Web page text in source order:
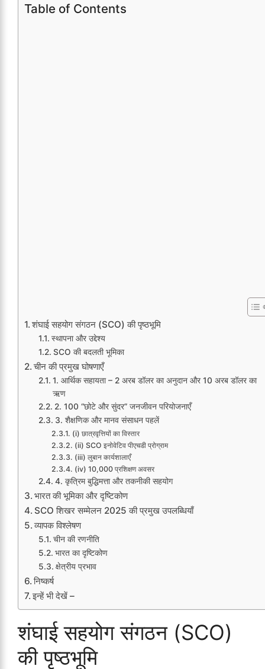
Table of Contents
शंघाई सहयोग संगठन (SCO) की पृष्ठभूमि
स्थापना और उद्देश्य
SCO की बदलती भूमिका
चीन की प्रमुख घोषणाएँ
1. आर्थिक सहायता – 2 अरब डॉलर का अनुदान और 10 अरब डॉलर का
ऋण
2. 100 “छोटे और सुंदर” जनजीवन परियोजनाएँ
3. शैक्षणिक और मानव संसाधन पहलें
(i) छात्रवृत्तियों का विस्तार
(ii) SCO इनोवेटिव पीएचडी प्रोग्राम
(iii) लुबान कार्यशालाएँ
(iv) 10,000 प्रशिक्षण अवसर
4. कृत्रिम बुद्धिमत्ता और तकनीकी सहयोग
भारत की भूमिका और दृष्टिकोण
SCO शिखर सम्मेलन 2025 की प्रमुख उपलब्धियाँ
व्यापक विश्लेषण
चीन की रणनीति
भारत का दृष्टिकोण
क्षेत्रीय प्रभाव
निष्कर्ष
इन्हें भी देखें –
शंघाई सहयोग संगठन (SCO)
की पृष्ठभूमि